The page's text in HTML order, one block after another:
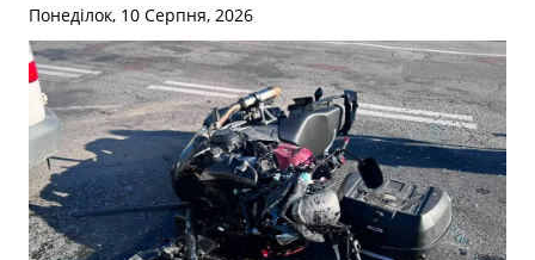
Понеділок, 10 Серпня, 2026